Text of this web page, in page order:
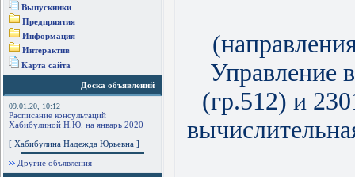
Выпускники
Предприятия
Информация
Интерактив
Карта сайта
Доска объявлений
09.01.20, 10:12
Расписание консультаций
Хабибулиной Н.Ю. на январь 2020
[ Хабибулина Надежда Юрьевна ]
Другие объявления
Управление
(гр.512) и